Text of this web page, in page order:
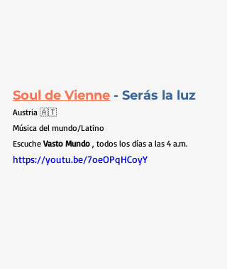
Soul de Vienne - Serás la luz
Austria 🇦🇹
Música del mundo/Latino
Escuche Vasto Mundo , todos los días a las 4 a.m.
https://youtu.be/7oeOPqHCoyY